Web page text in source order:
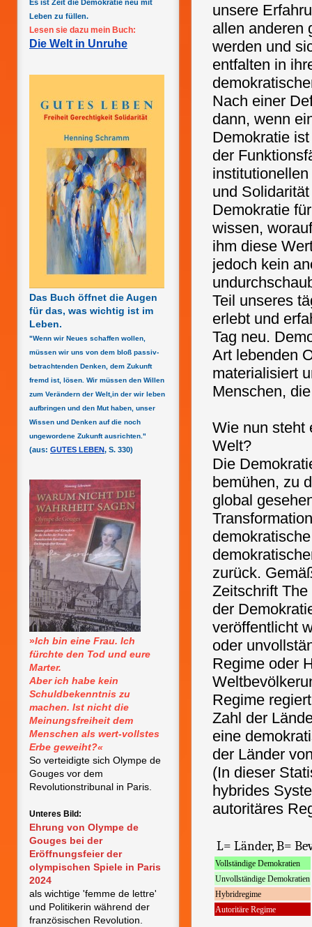
Es ist Zeit die Demokratie neu mit
Leben zu füllen.
Lesen sie dazu mein Buch:
Die Welt in Unruhe
Das Buch öffnet die Augen
für das, was wichtig ist im
Leben.
"Wenn wir Neues schaffen wollen,
müssen wir uns von dem bloß passiv-
betrachtenden Denken, dem Zukunft
fremd ist, lösen. Wir müssen den Willen
zum Verändern der Welt,in der wir leben
aufbringen und den Mut haben, unser
Wissen und Denken auf die noch
ungewordene Zukunft ausrichten."
(aus: GUTES LEBEN, S. 330)
»Ich bin eine Frau. Ich
fürchte den Tod und eure
Marter.
Aber ich habe kein
Schuldbekenntnis zu
machen. Ist nicht die
Meinungsfreiheit dem
Menschen als wert-vollstes
Erbe geweiht?«
So verteidigte sich Olympe de
Gouges vor dem
Revolutionstribunal in Paris.
Unteres Bild:
Ehrung von Olympe de
Gouges bei der
Eröffnungsfeier der
olympischen Spiele in Paris
2024
als wichtige 'femme de lettre'
und Politikerin während der
französischen Revolution.
unsere
allen anderen
werden und
entfalten in
Nach einer
dann, wenn
Demokratie
der
und
Demokratie
wissen,
ihm diese
jedoch kein
Teil unseres
erlebt und
Tag neu.
Art lebenden
materialisiert
Menschen,
Wie nun steht
Welt?
Die
bemühen, zu
global
zurück.
Zeitschrift
der
veröffentlicht
oder
Regime oder
Regime
Zahl der
eine
der Länder
(In dieser
hybrides
autoritäres
L= Länder, B=
Vollständige Demokratien
Unvollständige Demokratien
Hybridregime
Autoritäre Regime